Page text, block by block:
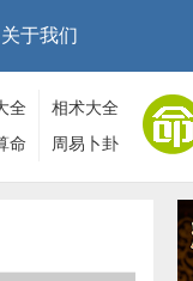
关于我们
全
相术大全
命 周易卜卦